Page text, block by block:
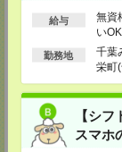
給与
無資
い
以上
勤務地
千葉
栄町
【シ
スマホ
担当：採用担当
東京都町田市森野
TEL：0120-453-285
MAIL：
担当：採用担当
メディカルケア
神奈川県横浜市保